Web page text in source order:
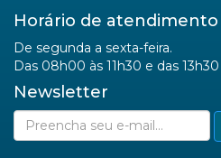
Horário de atendimento
De segunda a sexta-feira.
Das 08h00 às 11h30 e das
Newsletter